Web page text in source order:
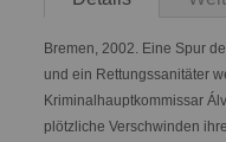
Bremen, 2002. Eine Spur
und ein Rettungssanitäter
Kriminalhauptkommissar
plötzliche Verschwinden